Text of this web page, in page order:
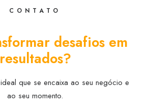
CONTATO
desafios em
resultados?
que se encaixa ao seu negócio e
ao seu momento.